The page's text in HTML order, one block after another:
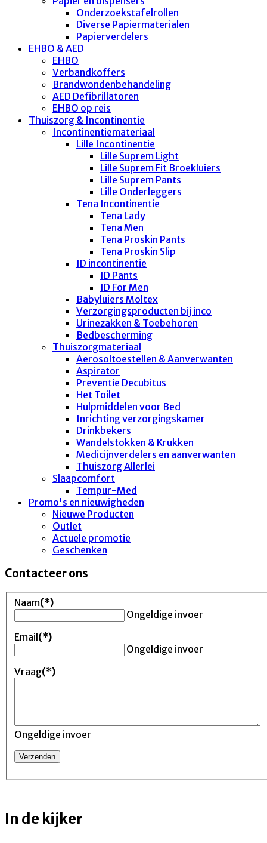
Onderzoekstafelrollen
Diverse Papiermaterialen
Papierverdelers
EHBO & AED
EHBO
Verbandkoffers
Brandwondenbehandeling
AED Defibrillatoren
EHBO op reis
Thuiszorg & Incontinentie
Incontinentiemateriaal
Lille Incontinentie
Lille Suprem Light
Lille Suprem Fit Broekluiers
Lille Suprem Pants
Lille Onderleggers
Tena Incontinentie
Tena Lady
Tena Men
Tena Proskin Pants
Tena Proskin Slip
ID incontinentie
ID Pants
ID For Men
Babyluiers Moltex
Verzorgingsproducten bij inco
Urinezakken & Toebehoren
Bedbescherming
Thuiszorgmateriaal
Aerosoltoestellen & Aanverwanten
Aspirator
Preventie Decubitus
Het Toilet
Hulpmiddelen voor Bed
Inrichting verzorgingskamer
Drinkbekers
Wandelstokken & Krukken
Medicijnverdelers en aanverwanten
Thuiszorg Allerlei
Slaapcomfort
Tempur-Med
Promo's en nieuwigheden
Nieuwe Producten
Outlet
Actuele promotie
Geschenken
Contacteer ons
Naam(*)
Ongeldige invoer
Email(*)
Ongeldige invoer
Vraag(*)
Ongeldige invoer
In de kijker